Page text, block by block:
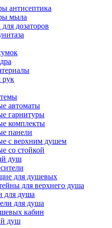
антисептика
мыла
дозаторов
рук
автоматы
гарнитуры
комплекты
панели
с верхним душем
со стойкой
душ
для душевых
для верхнего душа
для душа
для душа
кабин
душ